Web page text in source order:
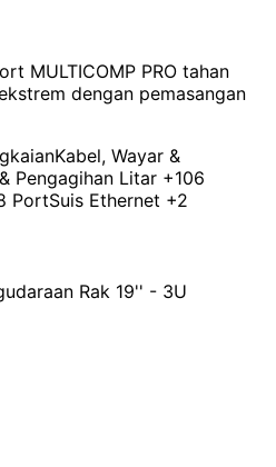
MULTICOMP PRO tahan
dengan pemasangan
Kabel, Wayar &
Pengagihan Litar +106
PortSuis Ethernet +2
Rak 19'' - 3U